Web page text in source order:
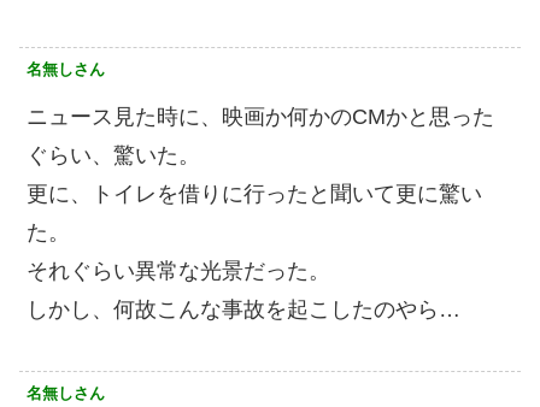
名無しさん
ニュース見た時に、映画か何かのCMかと思った
ぐらい、驚いた。
更に、トイレを借りに行ったと聞いて更に驚い
た。
それぐらい異常な光景だった。
しかし、何故こんな事故を起こしたのやら…
名無しさん